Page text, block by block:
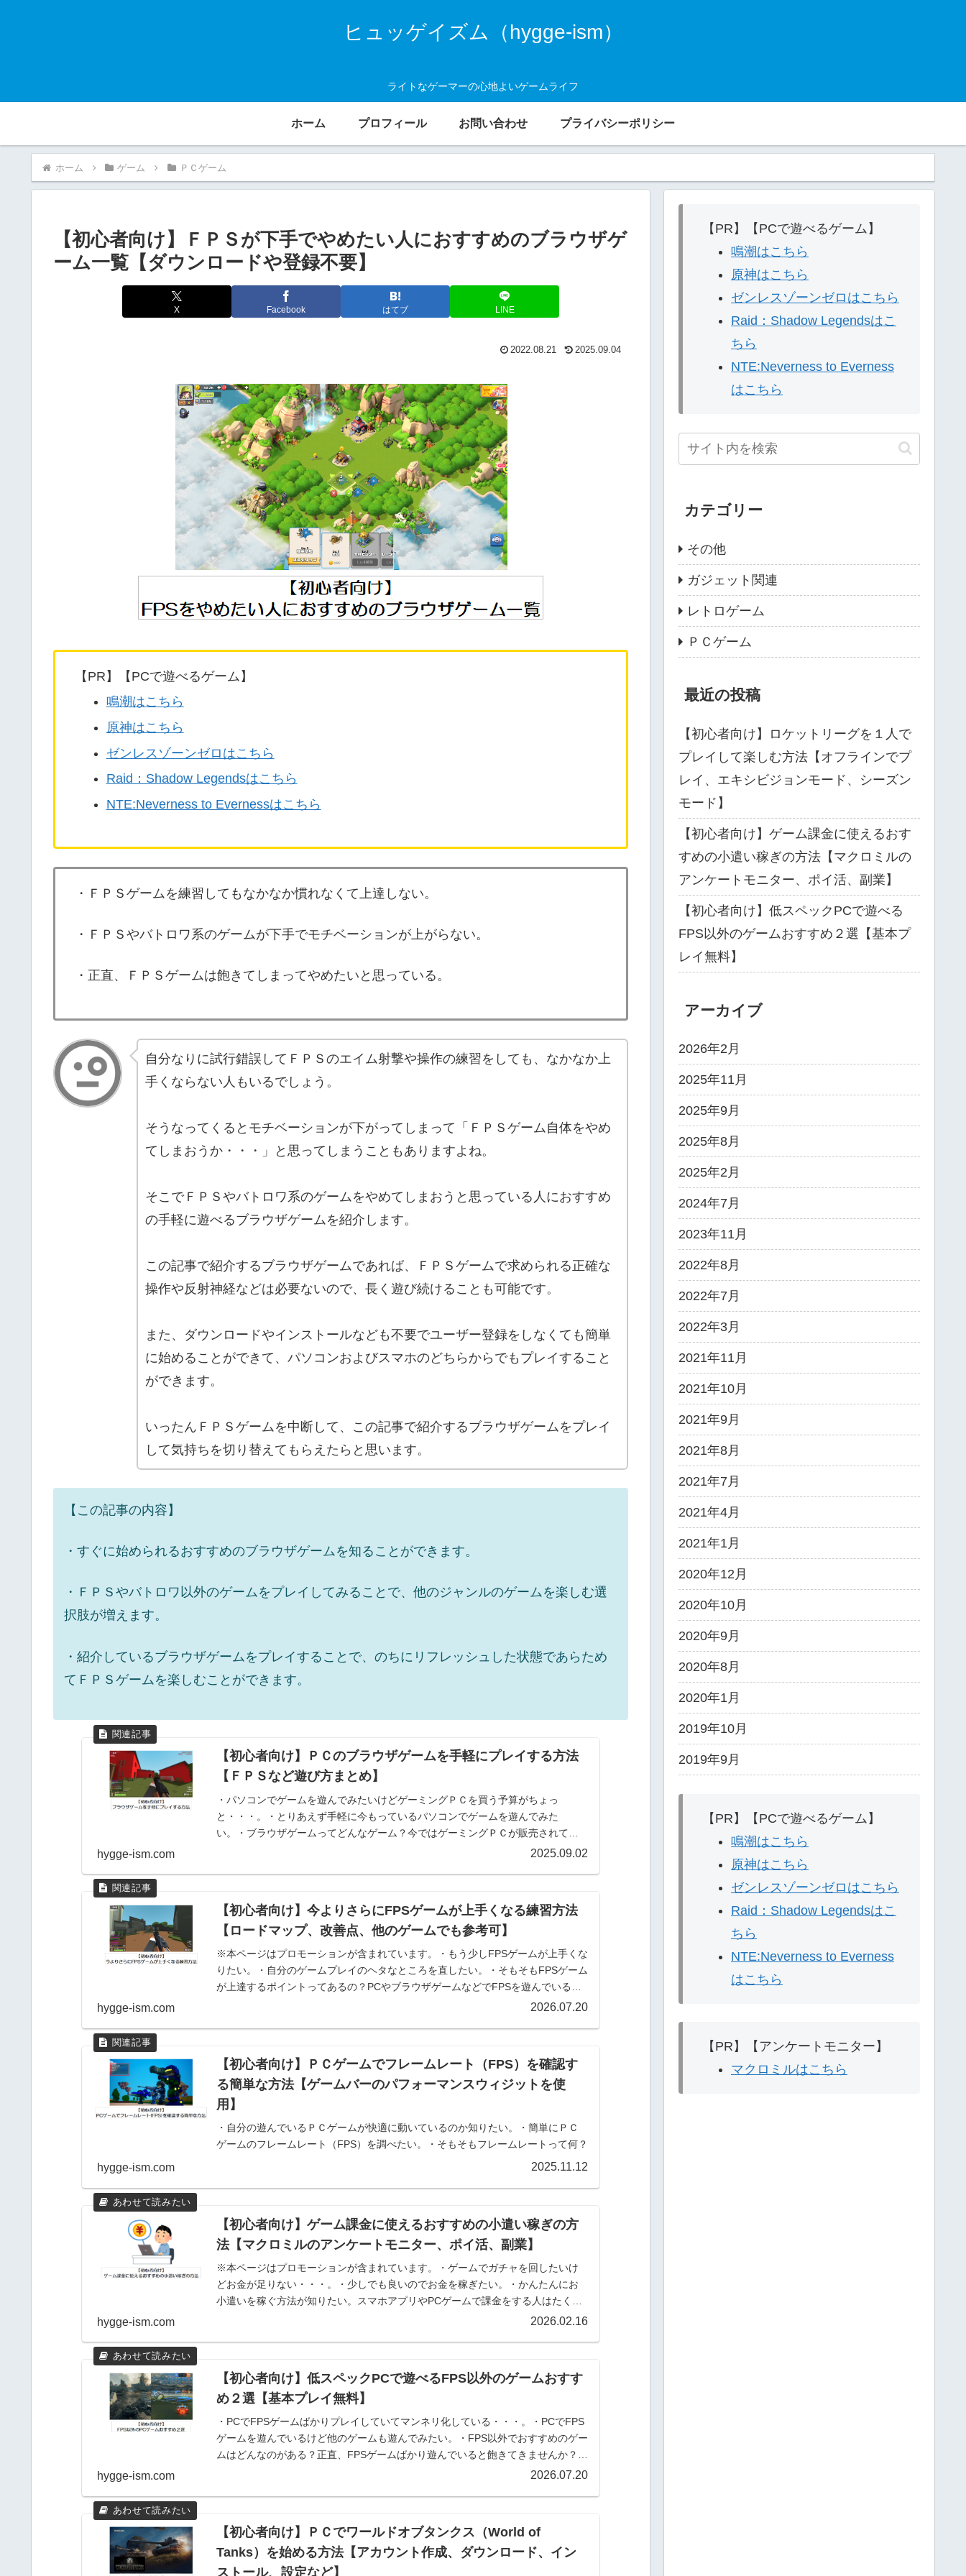
ヒュッゲイズム（hygge-ism）
ライトなゲーマーの心地よいゲームライフ
ホーム プロフィール お問い合わせ プライバシーポリシー
ホーム ゲーム ＰＣゲーム
【初心者向け】ＦＰＳが下手でやめたい人におすすめのブラウザゲ
ーム一覧【ダウンロードや登録不要】
X Facebook はてブ LINE
2022.08.21 2025.09.04
【PR】【PCで遊べるゲーム】
鳴潮はこちら
原神はこちら
ゼンレスゾーンゼロはこちら
Raid：Shadow Legendsはこちら
NTE:Neverness to Evernessはこちら
・ＦＰＳゲームを練習してもなかなか慣れなくて上達しない。
・ＦＰＳやバトロワ系のゲームが下手でモチベーションが上がらない。
・正直、ＦＰＳゲームは飽きてしまってやめたいと思っている。
自分なりに試行錯誤してＦＰＳのエイム射撃や操作の練習をしても、なかなか上
手くならない人もいるでしょう。
そうなってくるとモチベーションが下がってしまって「ＦＰＳゲーム自体をやめ
てしまおうか・・・」と思ってしまうこともありますよね。
そこでＦＰＳやバトロワ系のゲームをやめてしまおうと思っている人におすすめ
の手軽に遊べるブラウザゲームを紹介します。
この記事で紹介するブラウザゲームであれば、ＦＰＳゲームで求められる正確な
操作や反射神経などは必要ないので、長く遊び続けることも可能です。
また、ダウンロードやインストールなども不要でユーザー登録をしなくても簡単
に始めることができて、パソコンおよびスマホのどちらからでもプレイすること
ができます。
いったんＦＰＳゲームを中断して、この記事で紹介するブラウザゲームをプレイ
して気持ちを切り替えてもらえたらと思います。
【この記事の内容】
・すぐに始められるおすすめのブラウザゲームを知ることができます。
・ＦＰＳやバトロワ以外のゲームをプレイしてみることで、他のジャンルのゲームを楽しむ選
択肢が増えます。
・紹介しているブラウザゲームをプレイすることで、のちにリフレッシュした状態であらため
てＦＰＳゲームを楽しむことができます。
【初心者向け】ＰＣのブラウザゲームを手軽にプレイする方法
【ＦＰＳなど遊び方まとめ】
・パソコンでゲームを遊んでみたいけどゲーミングＰＣを買う予算がちょっ
と・・・。・とりあえず手軽に今もっているパソコンでゲームを遊んでみた
い。・ブラウザゲームってどんなゲーム？今ではゲーミングＰＣが販売されてい
hygge-ism.com 2025.09.02
【初心者向け】今よりさらにFPSゲームが上手くなる練習方法
【ロードマップ、改善点、他のゲームでも参考可】
※本ページはプロモーションが含まれています。・もう少しFPSゲームが上手くな
りたい。・自分のゲームプレイのヘタなところを直したい。・そもそもFPSゲーム
が上達するポイントってあるの？PCやブラウザゲームなどでFPSを遊んでいる
hygge-ism.com 2026.07.20
【初心者向け】ＰＣゲームでフレームレート（FPS）を確認す
る簡単な方法【ゲームバーのパフォーマンスウィジットを使
用】
・自分の遊んでいるＰＣゲームが快適に動いているのか知りたい。・簡単にＰＣ
ゲームのフレームレート（FPS）を調べたい。・そもそもフレームレートって何？
自分のＰＣでゲームを遊んでいると、どのくらい快適に動いているのかなんとな
hygge-ism.com 2025.11.12
【初心者向け】ゲーム課金に使えるおすすめの小遣い稼ぎの方
法【マクロミルのアンケートモニター、ポイ活、副業】
※本ページはプロモーションが含まれています。・ゲームでガチャを回したいけ
どお金が足りない・・・。・少しでも良いのでお金を稼ぎたい。・かんたんにお
小遣いを稼ぐ方法が知りたい。スマホアプリやPCゲームで課金をする人はたくさ
hygge-ism.com 2026.02.16
【初心者向け】低スペックPCで遊べるFPS以外のゲームおすす
め２選【基本プレイ無料】
・PCでFPSゲームばかりプレイしていてマンネリ化している・・・。・PCでFPS
ゲームを遊んでいるけど他のゲームも遊んでみたい。・FPS以外でおすすめのゲー
ムはどんなのがある？正直、FPSゲームばかり遊んでいると飽きてきませんか？み
hygge-ism.com 2026.07.20
【初心者向け】ＰＣでワールドオブタンクス（World of
Tanks）を始める方法【アカウント作成、ダウンロード、イン
ストール、設定など】
【PR】【PCで遊べるゲーム】
鳴潮はこちら
原神はこちら
ゼンレスゾーンゼロはこちら
Raid：Shadow Legendsはこ
ちら
NTE:Neverness to Everness
はこちら
カテゴリー
その他
ガジェット関連
レトロゲーム
ＰＣゲーム
最近の投稿
【初心者向け】ロケットリーグを１人で
プレイして楽しむ方法【オフラインでプ
レイ、エキシビジョンモード、シーズン
モード】
【初心者向け】ゲーム課金に使えるおす
すめの小遣い稼ぎの方法【マクロミルの
アンケートモニター、ポイ活、副業】
【初心者向け】低スペックPCで遊べる
FPS以外のゲームおすすめ２選【基本プ
レイ無料】
アーカイブ
2026年2月
2025年11月
2025年9月
2025年8月
2025年2月
2024年7月
2023年11月
2022年8月
2022年7月
2022年3月
2021年11月
2021年10月
2021年9月
2021年8月
2021年7月
2021年4月
2021年1月
2020年12月
2020年10月
2020年9月
2020年8月
2020年1月
2019年10月
2019年9月
【PR】【PCで遊べるゲーム】
鳴潮はこちら
原神はこちら
ゼンレスゾーンゼロはこちら
Raid：Shadow Legendsはこ
ちら
NTE:Neverness to Everness
はこちら
【PR】【アンケートモニター】
マクロミルはこちら